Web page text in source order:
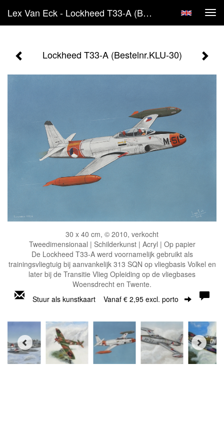
Lex Van Eck - Lockheed T33-A (Bestelnr.KLU-30)
Lockheed T33-A (Bestelnr.KLU-30)
30 x 40 cm, © 2010, verkocht
Tweedimensionaal | Schilderkunst | Acryl | Op papier
De Lockheed T33-A werd voornamelijk gebruikt als
trainingsvliegtuig bij aanvankelijk 313 SQN op vliegbasis Volkel en
later bij de Transitie Vlieg Opleiding op de vliegbases
Woensdrecht en Twente.
Stuur als kunstkaart Vanaf € 2,95 excl. porto